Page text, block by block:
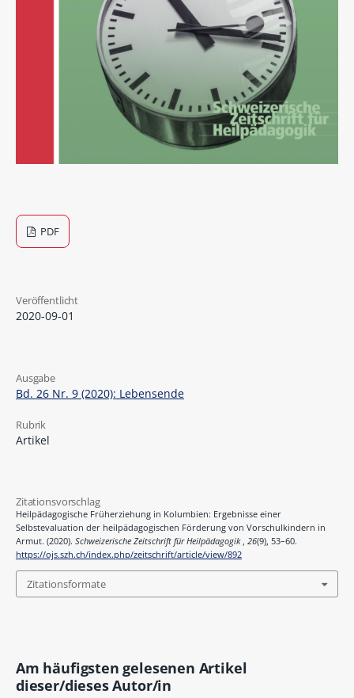
PDF
Veröffentlicht
2020-09-01
Ausgabe
Bd. 26 Nr. 9 (2020): Lebensende
Rubrik
Artikel
Zitationsvorschlag
Heilpädagogische Früherziehung in Kolumbien: Ergebnisse einer
Selbstevaluation der heilpädagogischen Förderung von Vorschulkindern in
Armut. (2020). Schweizerische Zeitschrift für Heilpädagogik , 26(9), 53–60.
https://ojs.szh.ch/index.php/zeitschrift/article/view/892
Zitationsformate
Am häufigsten gelesenen Artikel
dieser/dieses Autor/in